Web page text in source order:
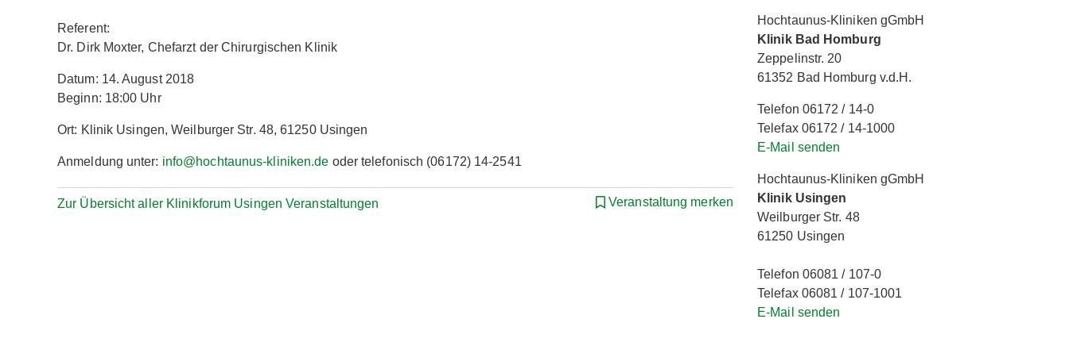
Referent:
Dr. Dirk Moxter, Chefarzt der Chirurgischen Klinik
Datum: 14. August 2018
Beginn: 18:00 Uhr
Ort: Klinik Usingen, Weilburger Str. 48, 61250 Usingen
Anmeldung unter: info@hochtaunus-kliniken.de oder telefonisch (06172) 14-2541
Zur Übersicht aller Klinikforum Usingen Veranstaltungen Veranstaltung merken
Hochtaunus-Kliniken gGmbH
Klinik Bad Homburg
Zeppelinstr. 20
61352 Bad Homburg v.d.H.
Telefon 06172 / 14-0
Telefax 06172 / 14-1000
E-Mail senden
Hochtaunus-Kliniken gGmbH
Klinik Usingen
Weilburger Str. 48
61250 Usingen
Telefon 06081 / 107-0
Telefax 06081 / 107-1001
E-Mail senden